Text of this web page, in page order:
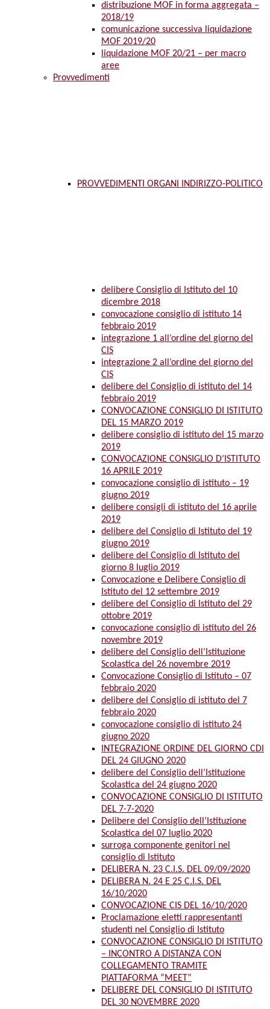
distribuzione MOF in forma aggregata –
2018/19
comunicazione successiva liquidazione
MOF 2019/20
liquidazione MOF 20/21 – per macro
aree
Provvedimenti
PROVVEDIMENTI ORGANI INDIRIZZO-POLITICO
delibere Consiglio di Istituto del 10
dicembre 2018
convocazione consiglio di istituto 14
febbraio 2019
integrazione 1 all’ordine del giorno del
CIS
integrazione 2 all’ordine del giorno del
CIS
delibere del Consiglio di istituto del 14
febbraio 2019
CONVOCAZIONE CONSIGLIO DI ISTITUTO
DEL 15 MARZO 2019
delibere consiglio di istituto del 15 marzo
2019
CONVOCAZIONE CONSIGLIO D’ISTITUTO
16 APRILE 2019
convocazione consiglio di istituto – 19
giugno 2019
delibere consigli di istituto del 16 aprile
2019
delibere del Consiglio di Istituto del 19
giugno 2019
delibere del Consiglio di Istituto del
giorno 8 luglio 2019
Convocazione e Delibere Consiglio di
Istituto del 12 settembre 2019
delibere del Consiglio di Istituto del 29
ottobre 2019
convocazione consiglio di istituto del 26
novembre 2019
delibere del Consiglio dell’Istituzione
Scolastica del 26 novembre 2019
Convocazione Consiglio di Istituto – 07
febbraio 2020
delibere del Consiglio di istituto del 7
febbraio 2020
convocazione consiglio di istituto 24
giugno 2020
INTEGRAZIONE ORDINE DEL GIORNO CDI
DEL 24 GIUGNO 2020
delibere del Consiglio dell’Istituzione
Scolastica del 24 giugno 2020
CONVOCAZIONE CONSIGLIO DI ISTITUTO
DEL 7-7-2020
Delibere del Consiglio dell’Istituzione
Scolastica del 07 luglio 2020
surroga componente genitori nel
consiglio di Istituto
DELIBERA N. 23 C.I.S. DEL 09/09/2020
DELIBERA N. 24 E 25 C.I.S. DEL
16/10/2020
CONVOCAZIONE CIS DEL 16/10/2020
Proclamazione eletti rappresentanti
studenti nel Consiglio di Istituto
CONVOCAZIONE CONSIGLIO DI ISTITUTO
– INCONTRO A DISTANZA CON
COLLEGAMENTO TRAMITE
PIATTAFORMA “MEET”
DELIBERE DEL CONSIGLIO DI ISTITUTO
DEL 30 NOVEMBRE 2020